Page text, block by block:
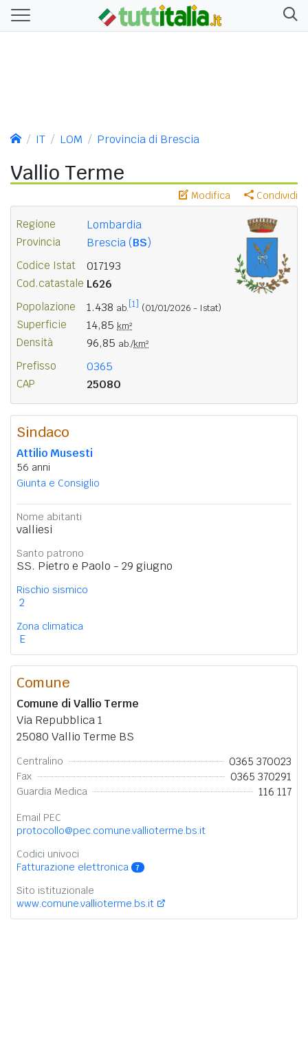
IT LOM Provincia di Brescia
Vallio Terme
Modifica Condividi
Regione Lombardia
Provincia Brescia (BS)
Codice Istat 017193
Cod.catastale L626
Popolazione 1.438 ab. [1] (01/01/2026 - Istat)
Superficie 14,85 km²
Densità 96,85 ab./km²
Prefisso 0365
CAP 25080
Sindaco
Attilio Musesti
56 anni
Giunta e Consiglio
Nome abitanti
valliesi
Santo patrono
SS. Pietro e Paolo - 29 giugno
Rischio sismico
2
Zona climatica
E
Comune
Comune di Vallio Terme
Via Repubblica 1
25080 Vallio Terme BS
Centralino 0365 370023
Fax 0365 370291
Guardia Medica 116 117
Email PEC
protocollo@pec.comune.vallioterme.bs.it
Codici univoci
Fatturazione elettronica
7
Sito istituzionale
www.comune.vallioterme.bs.it